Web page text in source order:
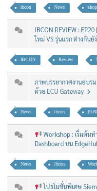
ibcon News
IBCON REVIEW :
ใหม่ VS รุ่นแรก ต่างกันยัง
IBCON Review
ภาพบรรยากาศงานอบร
ด้วย ECU Gateway
News ibcon อบร
Workshop : เริ่มต้น
Dashboard บน
News ibcon
โปรโมชั่นพิเศษ